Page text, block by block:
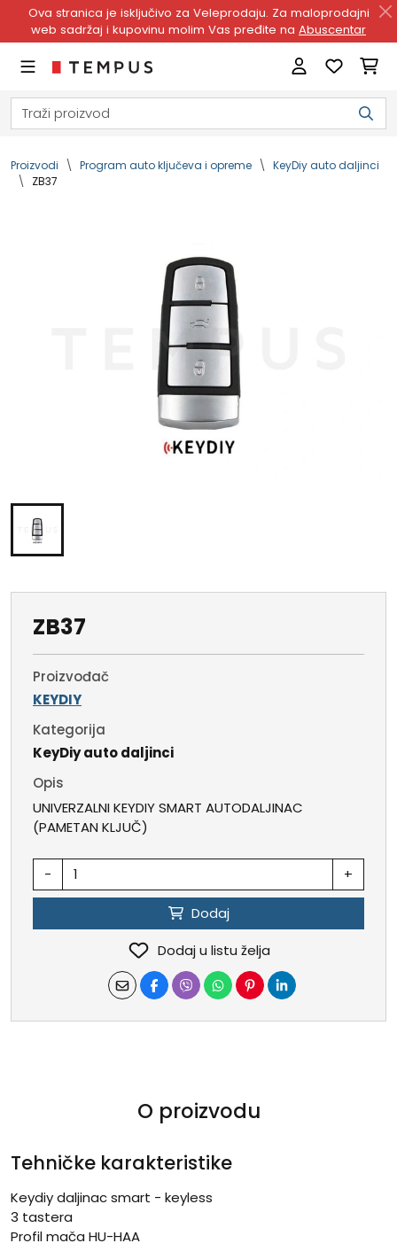
Ova stranica je isključivo za Veleprodaju. Za maloprodajni
web sadržaj i kupovinu molim Vas pređite na Abuscentar
Proizvodi Program auto ključeva i opreme
KeyDiy auto daljinci
ZB37
ZB37
Proizvođač
KEYDIY
Kategorija
KeyDiy auto daljinci
Opis
UNIVERZALNI KEYDIY SMART AUTODALJINAC
(PAMETAN KLJUČ)
- +
Dodaj
Dodaj u listu želja
O proizvodu
Tehničke karakteristike
Keydiy daljinac smart - keyless
3 tastera
Profil mača HU-HAA